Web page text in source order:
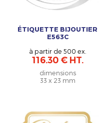
ÉTIQUETTE BIJOUTIER
E563C
à partir de 500 ex.
116.30 € HT.
dimensions
33 x 23 mm